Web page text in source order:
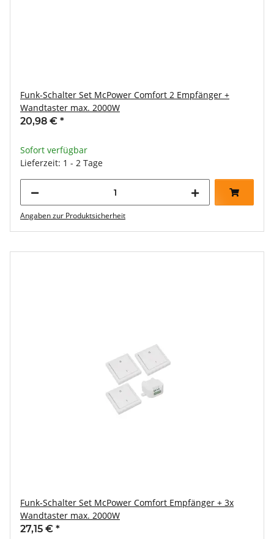
Funk-Schalter Set McPower Comfort 2 Empfänger +
Wandtaster max. 2000W
20,98 € *
Sofort verfügbar
Lieferzeit: 1 - 2 Tage
Angaben zur Produktsicherheit
Funk-Schalter Set McPower Comfort Empfänger + 3x
Wandtaster max. 2000W
27,15 € *